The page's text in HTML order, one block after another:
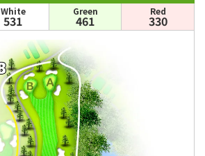
White
531
Green
461
Red
330